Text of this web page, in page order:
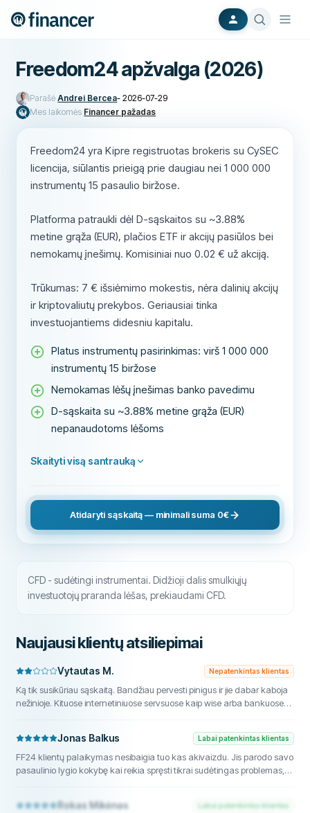
Freedom24 apžvalga (2026)
Parašė Andrei Bercea-2026-07-29
Mes laikomės Financer pažadas
Freedom24 yra Kipre registruotas brokeris su CySEC
licencija, siūlantis prieigą prie daugiau nei 1 000 000
instrumentų 15 pasaulio biržose.
Platforma patraukli dėl D-sąskaitos su ~3.88%
metine grąža (EUR), plačios ETF ir akcijų pasiūlos bei
nemokamų įnešimų. Komisiniai nuo 0.02 € už akciją.
Trūkumas: 7 € išsiėmimo mokestis, nėra dalinių akcijų
ir kriptovaliutų prekybos. Geriausiai tinka
investuojantiems didesniu kapitalu.
Platus instrumentų pasirinkimas: virš 1 000 000
instrumentų 15 biržose
Nemokamas lėšų įnešimas banko pavedimu
D-sąskaita su ~3.88% metine grąža (EUR)
nepanaudotoms lėšoms
Skaityti visą santrauką
Atidaryti sąskaitą — minimali suma 0€
CFD - sudėtingi instrumentai. Didžioji dalis smulkiųjų
investuotojų praranda lėšas, prekiaudami CFD.
Naujausi klientų atsiliepimai
Vytautas M. Nepatenkintas klientas
Ką tik susikūriau sąskaitą. Bandžiau pervesti pinigus ir jie dabar kaboja
nežinioje. Kituose internetiniuose servsuose kaip wise arba bankuose
Kompiuterio versija labai lėta ir nepatogi. Klientų aptarnavimas mažiau
nei kompetentingas, atrodo truputį erzinasi kalbėti su nauju klientu ir
negaliu jų įvertinti kaip kituose bankuose. pirmieji įspūdžiai prasti
Jonas Balkus Labai patenkintas klientas
FF24 klientų palaikymas nesibaigia tuo kas akivaizdu. Jis parodo savo
pasaulinio lygio kokybę kai reikia spręsti tikrai sudėtingas problemas,
Rokas Mikėnas Labai patenkintas klientas